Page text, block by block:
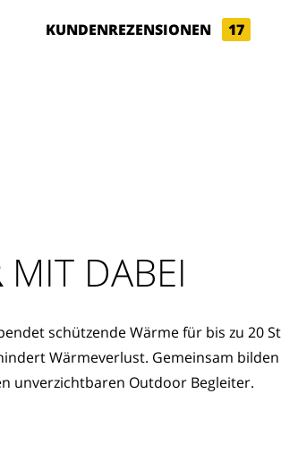
KUNDENREZENSIONEN 17
MIT DABEI
schützende Wärme für bis zu 20
Wärmeverlust. Gemeinsam
unverzichtbaren Outdoor Begleiter.